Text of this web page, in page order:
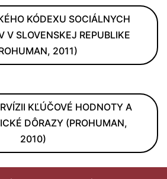
KÓDEXU SOCIÁLNYCH
V SLOVENSKEJ REPUBLIKE
2011)
KĽÚČOVÉ HODNOTY A
DÔRAZY (PROHUMAN,
2010)